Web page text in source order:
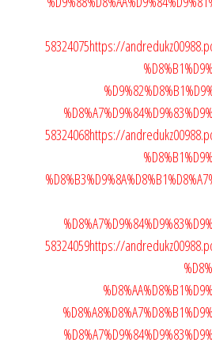
58324075https://
58324068https://
58324059https://